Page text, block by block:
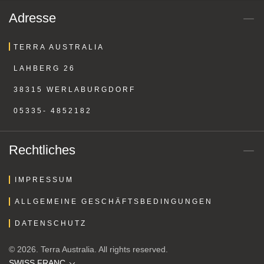
Ihnen jderzeit gerne mit unserer lanjährigen Erfahrung zur Seite.
Adresse
TERRA AUSTRALIA
LAHBERG 26
38315 WERLABURGDORF
05335- 4852182
Rechtliches
IMPRESSUM
ALLGEMEINE GESCHÄFTSBEDINGUNGEN
DATENSCHUTZ
© 2026. Terra Australia. All rights reserved.